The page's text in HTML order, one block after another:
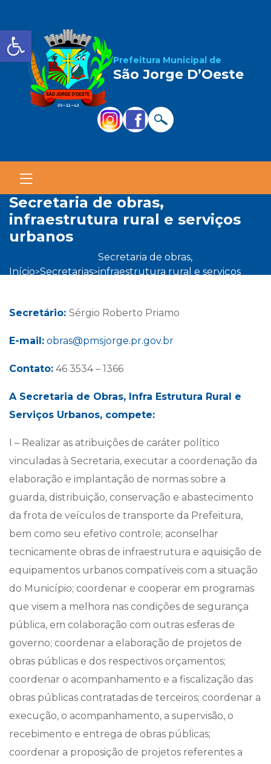
Barra de Ferramentas
Prefeitura Municipal de
São Jorge D’Oeste
secretaria de obras,
infraestrutura rural e serviços
urbanos
início> secretarias>
secretaria de obras,
infraestrutura rural e serviços
Secretário: Sérgio Roberto Priamo
E-mail: obras@pmsjorge.pr.gov.br
Contato: 46 3534 – 1366
A Secretaria de Obras, Infra Estrutura Rural e
Serviços Urbanos, compete:
I – Realizar as atribuições de caráter político
vinculadas à Secretaria, executar a coordenação da
elaboração e implantação de normas sobre a
guarda, distribuição, conservação e abastecimento
da frota de veículos de transporte da Prefeitura,
bem como seu efetivo controle; aconselhar
tecnicamente obras de infraestrutura e aquisição de
equipamentos urbanos compatíveis com a situação
do Município; coordenar e cooperar em programas
que visem a melhora nas condições de segurança
pública, em colaboração com outras esferas de
governo; coordenar a elaboração de projetos de
obras públicas e dos respectivos orçamentos;
coordenar o acompanhamento e a fiscalização das
obras públicas contratadas de terceiros; coordenar a
execução, o acompanhamento, a supervisão, o
recebimento e entrega de obras públicas;
coordenar a proposição de projetos referentes a